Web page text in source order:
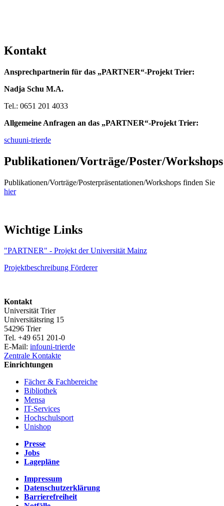
Kontakt
Ansprechpartnerin für das „PARTNER“-Projekt Trier:
Nadja Schu M.A.
Tel.: 0651 201 4033
Allgemeine Anfragen an das „PARTNER“-Projekt Trier:
schuuni-trierde
Publikationen/Vorträge/Poster/Workshops
Publikationen/Vorträge/Posterpräsentationen/Workshops finden Sie
hier
Wichtige Links
"PARTNER" - Projekt der Universität Mainz
Projektbeschreibung Förderer
Kontakt
Universität Trier
Universitätsring 15
54296 Trier
Tel. +49 651 201-0
E-Mail: infouni-trierde
Zentrale Kontakte
Einrichtungen
Fächer & Fachbereiche
Bibliothek
Mensa
IT-Services
Hochschulsport
Unishop
Presse
Jobs
Lagepläne
Impressum
Datenschutzerklärung
Barrierefreiheit